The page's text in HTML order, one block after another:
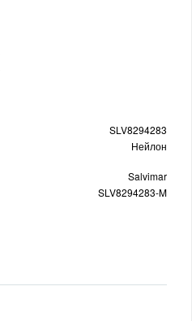
SLV8294283
Нейлон
Salvimar
SLV8294283-M